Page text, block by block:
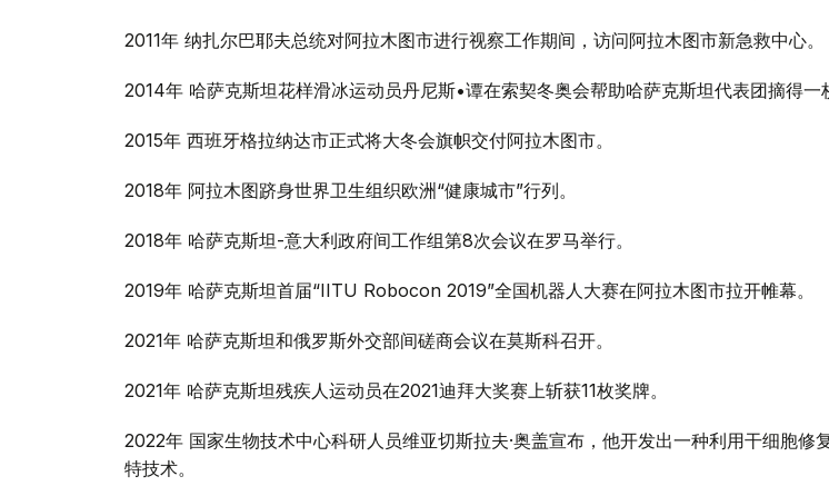
2011年 纳扎尔巴耶夫总统对阿拉木图市进行视察工作期间，访问阿拉木图市新急救中心。
2014年 哈萨克斯坦花样滑冰运动员丹尼斯•谭在索契冬奥会帮助哈萨克斯坦代表团摘得一
2015年 西班牙格拉纳达市正式将大冬会旗帜交付阿拉木图市。
2018年 阿拉木图跻身世界卫生组织欧洲“健康城市”行列。
2018年 哈萨克斯坦-意大利政府间工作组第8次会议在罗马举行。
2019年 哈萨克斯坦首届“IITU Robocon 2019”全国机器人大赛在阿拉木图市拉开帷幕。
2021年 哈萨克斯坦和俄罗斯外交部间磋商会议在莫斯科召开。
2021年 哈萨克斯坦残疾人运动员在2021迪拜大奖赛上斩获11枚奖牌。
2022年 国家生物技术中心科研人员维亚切斯拉夫·奥盖宣布，他开发出一种利用干细胞修
特技术。